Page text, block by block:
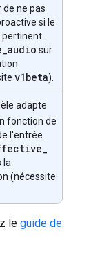
de ne pas
si le
pertinent.
_audio sur
v1beta).
adapte
fonction de
l'entrée.
_
la
(nécessite
le guide de